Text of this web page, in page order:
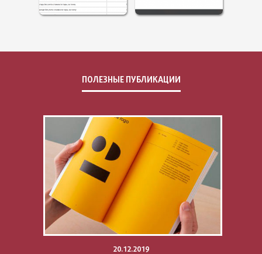
ПОЛЕЗНЫЕ ПУБЛИКАЦИИ
20.12.2019